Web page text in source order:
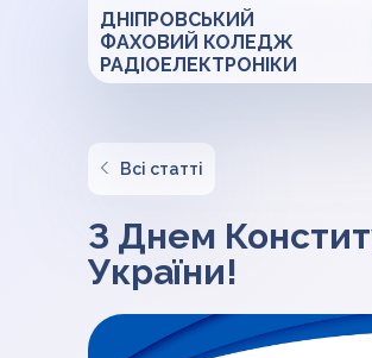
ДНІПРОВСЬКИЙ
ФАХОВИЙ КОЛЕДЖ
РАДІОЕЛЕКТРОНІКИ
Всі статті
З Днем
України!